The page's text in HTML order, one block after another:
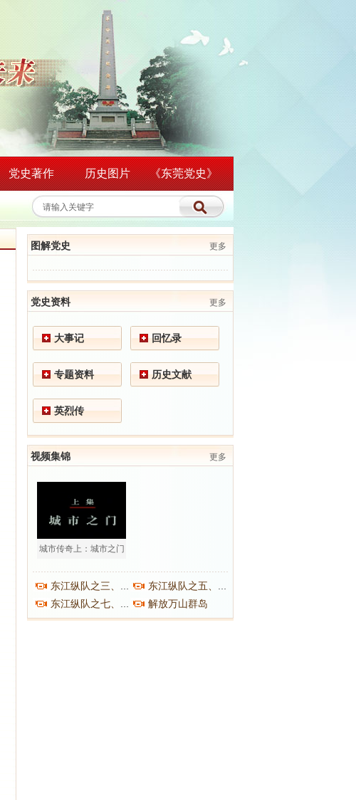
党史著作 历史图片 《东莞党史》
图解党史 更多
党史资料 更多
大事记 回忆录
专题资料 历史文献
英烈传
视频集锦 更多
城市传奇上：城市之门
东江纵队之三、之四
东江纵队之五、之六
东江纵队之七、之八
解放万山群岛